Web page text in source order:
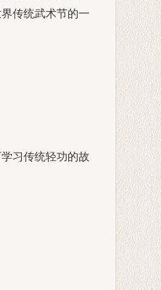
传统武术节的一
习传统轻功的故